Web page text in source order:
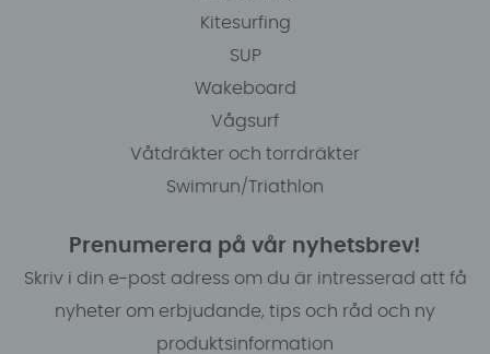
Kitesurfing
SUP
Wakeboard
Vågsurf
Våtdräkter och torrdräkter
Swimrun/Triathlon
Prenumerera på vår nyhetsbrev!
Skriv i din e-post adress om du är intresserad att få
nyheter om erbjudande, tips och råd och ny
produktsinformation